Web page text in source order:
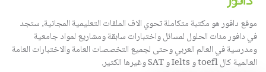
موقع دافور هو مكتبة متكاملة تحوي الاف الملفات التعليمية المجانية, ستجد
في دافور مئات الحلول لمسائل واختبارات سابقة ومشاريع لمواد جامعية
ومدرسية في العالم العربي وحتى لجميع التخصصات العامة والاختبارات العامة
العالمية كال toefl و Ielts و SAT وغيرها الكثير.